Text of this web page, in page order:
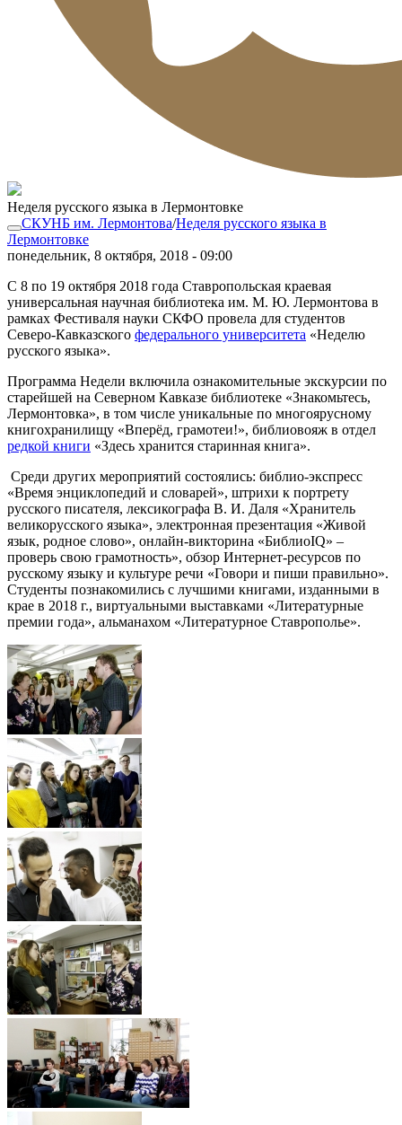
Неделя русского языка в Лермонтовке
СКУНБ им. Лермонтова/Неделя русского языка в
Лермонтовке
понедельник, 8 октября, 2018 - 09:00
С 8 по 19 октября 2018 года Ставропольская краевая
универсальная научная библиотека им. М. Ю. Лермонтова в
рамках Фестиваля науки СКФО провела для студентов
Северо-Кавказского федерального университета «Неделю
русского языка».
Программа Недели включила ознакомительные экскурсии по
старейшей на Северном Кавказе библиотеке «Знакомьтесь,
Лермонтовка», в том числе уникальные по многоярусному
книгохранилищу «Вперёд, грамотеи!», библиовояж в отдел
редкой книги «Здесь хранится старинная книга».
Среди других мероприятий состоялись: библио-экспресс
«Время энциклопедий и словарей», штрихи к портрету
русского писателя, лексикографа В. И. Даля «Хранитель
великорусского языка», электронная презентация «Живой
язык, родное слово», онлайн-викторина «БиблиоIQ» –
проверь свою грамотность», обзор Интернет-ресурсов по
русскому языку и культуре речи «Говори и пиши правильно».
Студенты познакомились с лучшими книгами, изданными в
крае в 2018 г., виртуальными выставками «Литературные
премии года», альманахом «Литературное Ставрополье».